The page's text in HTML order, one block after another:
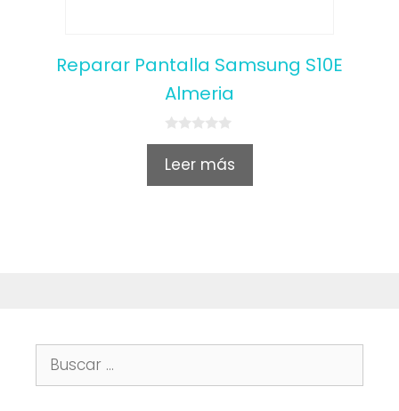
Reparar Pantalla Samsung S10E
Almeria
0
u
Leer más
Buscar: